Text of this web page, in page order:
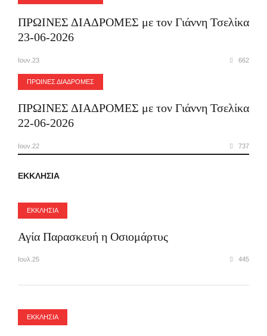
ΠΡΩΙΝΕΣ ΔΙΑΔΡΟΜΕΣ με τον Γιάννη Τσελίκα
23-06-2026
Ιουν.23 662
ΠΡΩΙΝΕΣ ΔΙΑΔΡΟΜΕΣ
ΠΡΩΙΝΕΣ ΔΙΑΔΡΟΜΕΣ με τον Γιάννη Τσελίκα
22-06-2026
Ιουν.22 737
ΕΚΚΛΗΣΙΑ
ΕΚΚΛΗΣΙΑ
Αγία Παρασκευή η Οσιομάρτυς
Ιουλ.25 445
ΕΚΚΛΗΣΙΑ